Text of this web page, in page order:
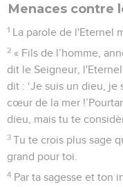
Menaces contre
1 La parole de l'Eternel
2 « Fils de l’homme,
dit le Seigneur,
dit : ‘Je suis un dieu, je
cœur de la mer
dieu, mais tu te
3 Tu te crois plus sage
grand pour toi.
4 Par ta sagesse et ton